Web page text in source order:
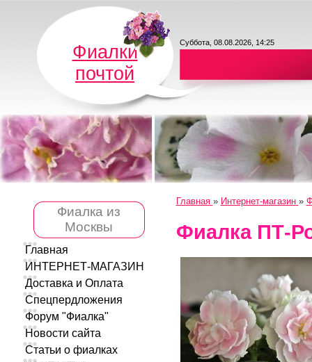
Фиалки
почтой
Суббота, 08.08.2026, 14:25
Фиалка из
Москвы
Главная
ИНТЕРНЕТ-МАГАЗИН
Доставка и Оплата
Спецпердложения
Форум "Фиалка"
Новости сайта
Статьи о фиалках
Главная » Интернет-магазин »
Фиалка ПТ-